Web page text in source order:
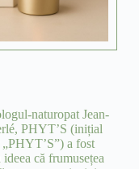
naturopat Jean-
PHYT’S (inițial
a fost
că frumusețea